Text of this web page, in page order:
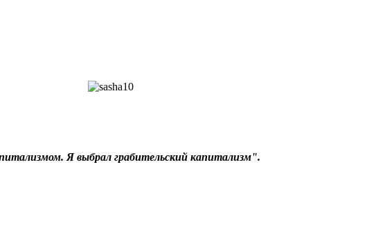
Я выбрал грабительский капитализм".